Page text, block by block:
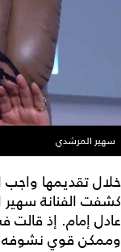
سهير المرشدي
خلال تقديمها واجب
كشفت الفنانة
عادل إمام. إذ
وممكن قوي نشوفه في